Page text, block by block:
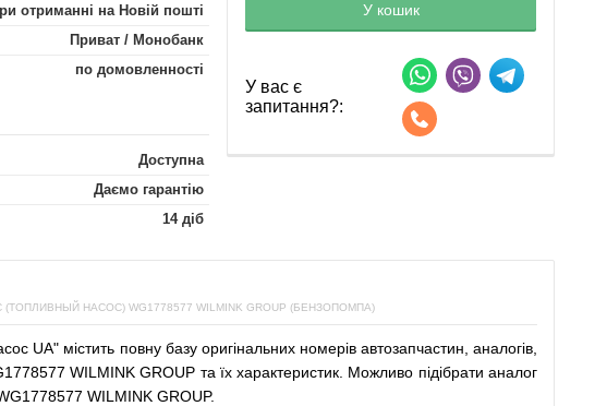
У кошик
У вас є
запитання?:
отриманні на Новій пошті
Приват / Монобанк
по домовленності
Доступна
Даємо гарантію
14 діб
НАСОС) WG1778577 WILMINK GROUP (БЕНЗОПОМПА)
UA" містить повну базу оригінальних номерів автозапчастин аналогів
WILMINK GROUP та їх характеристик. Можливо підібрати аналог
WILMINK GROUP.